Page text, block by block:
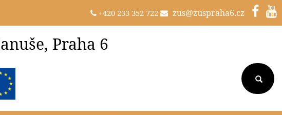
+420 233 352 722 zus@zuspraha6.cz
Praha 6